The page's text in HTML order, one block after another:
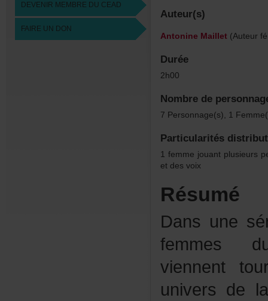
DEVENIRMEMBREDUCEAD
FAIREUNDON
Auteur(s)
AntonineMaillet
Durée
2h00
etdesvoix
Résumé